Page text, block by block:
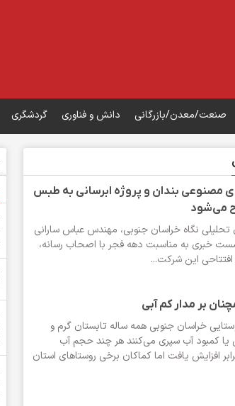
صنعت/معدن/بازرگانی دانش و فناوری گردشگری
مصنوعی بندان و پروژه ابرسانی به طبس
می‌شود
تحلیلی نگاه خراسان جنوبی، مهندس عباس سارانی
خبری به مناسبت دهه فجر با اصحاب رسانه،
افتتاحی این شرکت...
بر مدار کم‌ آبی
خراسان جنوبی همه ساله تابستان‌ گرم و
یا کمبود آب سپری می‌کنند هر چند حجم آب
امسال به ۲ برابر افزایش یافت اما کماکان برخی روستاهای استان